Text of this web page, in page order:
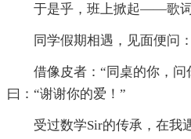
于是乎，班上掀起——歌词
同学假期相遇，见面便问
借像皮者：“同桌的你，
曰：“谢谢你的爱！”
受过数学Sir的传承，在我